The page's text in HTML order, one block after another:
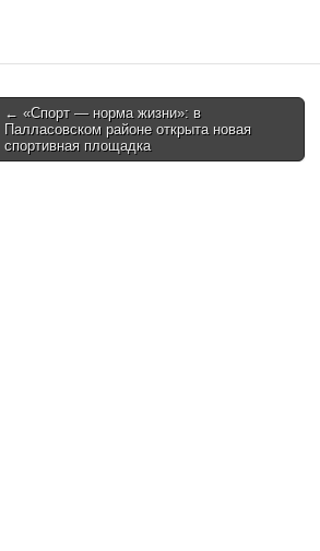
Post navigation
← «Спорт — норма жизни»: в
Палласовском районе открыта новая
спортивная площадка